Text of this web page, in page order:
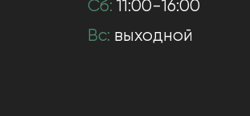
Сб: 11:00-16:00
Вс: выходной